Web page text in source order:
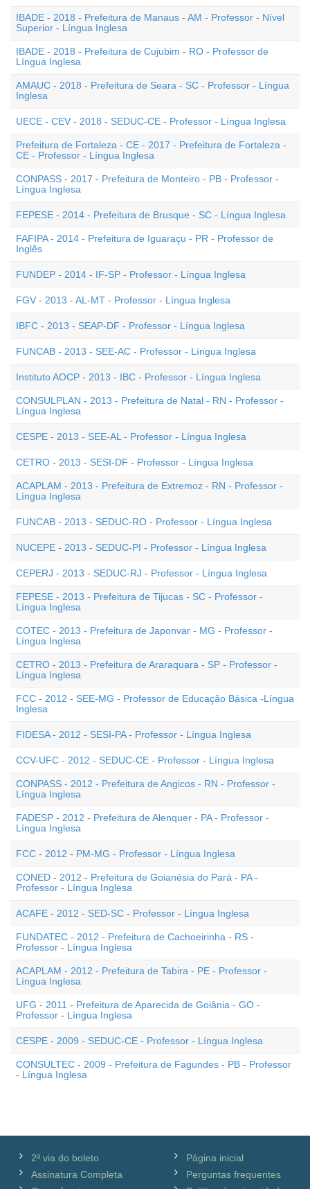
IBADE - 2018 - Prefeitura de Manaus - AM - Professor - Nível
Superior - Língua Inglesa
IBADE - 2018 - Prefeitura de Cujubim - RO - Professor de
Língua Inglesa
AMAUC - 2018 - Prefeitura de Seara - SC - Professor - Língua
Inglesa
UECE - CEV - 2018 - SEDUC-CE - Professor - Língua Inglesa
Prefeitura de Fortaleza - CE - 2017 - Prefeitura de Fortaleza -
CE - Professor - Língua Inglesa
CONPASS - 2017 - Prefeitura de Monteiro - PB - Professor -
Língua Inglesa
FEPESE - 2014 - Prefeitura de Brusque - SC - Língua Inglesa
FAFIPA - 2014 - Prefeitura de Iguaraçu - PR - Professor de
Inglês
FUNDEP - 2014 - IF-SP - Professor - Língua Inglesa
FGV - 2013 - AL-MT - Professor - Língua Inglesa
IBFC - 2013 - SEAP-DF - Professor - Língua Inglesa
FUNCAB - 2013 - SEE-AC - Professor - Língua Inglesa
Instituto AOCP - 2013 - IBC - Professor - Língua Inglesa
CONSULPLAN - 2013 - Prefeitura de Natal - RN - Professor -
Língua Inglesa
CESPE - 2013 - SEE-AL - Professor - Língua Inglesa
CETRO - 2013 - SESI-DF - Professor - Língua Inglesa
ACAPLAM - 2013 - Prefeitura de Extremoz - RN - Professor -
Língua Inglesa
FUNCAB - 2013 - SEDUC-RO - Professor - Língua Inglesa
NUCEPE - 2013 - SEDUC-PI - Professor - Língua Inglesa
CEPERJ - 2013 - SEDUC-RJ - Professor - Língua Inglesa
FEPESE - 2013 - Prefeitura de Tijucas - SC - Professor -
Língua Inglesa
COTEC - 2013 - Prefeitura de Japonvar - MG - Professor -
Língua Inglesa
CETRO - 2013 - Prefeitura de Araraquara - SP - Professor -
Língua Inglesa
FCC - 2012 - SEE-MG - Professor de Educação Básica -Língua
Inglesa
FIDESA - 2012 - SESI-PA - Professor - Língua Inglesa
CCV-UFC - 2012 - SEDUC-CE - Professor - Língua Inglesa
CONPASS - 2012 - Prefeitura de Angicos - RN - Professor -
Língua Inglesa
FADESP - 2012 - Prefeitura de Alenquer - PA - Professor -
Língua Inglesa
FCC - 2012 - PM-MG - Professor - Língua Inglesa
CONED - 2012 - Prefeitura de Goianésia do Pará - PA -
Professor - Língua Inglesa
ACAFE - 2012 - SED-SC - Professor - Língua Inglesa
FUNDATEC - 2012 - Prefeitura de Cachoeirinha - RS -
Professor - Língua Inglesa
ACAPLAM - 2012 - Prefeitura de Tabira - PE - Professor -
Língua Inglesa
UFG - 2011 - Prefeitura de Aparecida de Goiânia - GO -
Professor - Língua Inglesa
CESPE - 2009 - SEDUC-CE - Professor - Língua Inglesa
CONSULTEC - 2009 - Prefeitura de Fagundes - PB - Professor
- Língua Inglesa
2ª via do boleto
Assinatura Completa
Página inicial
Perguntas frequentes